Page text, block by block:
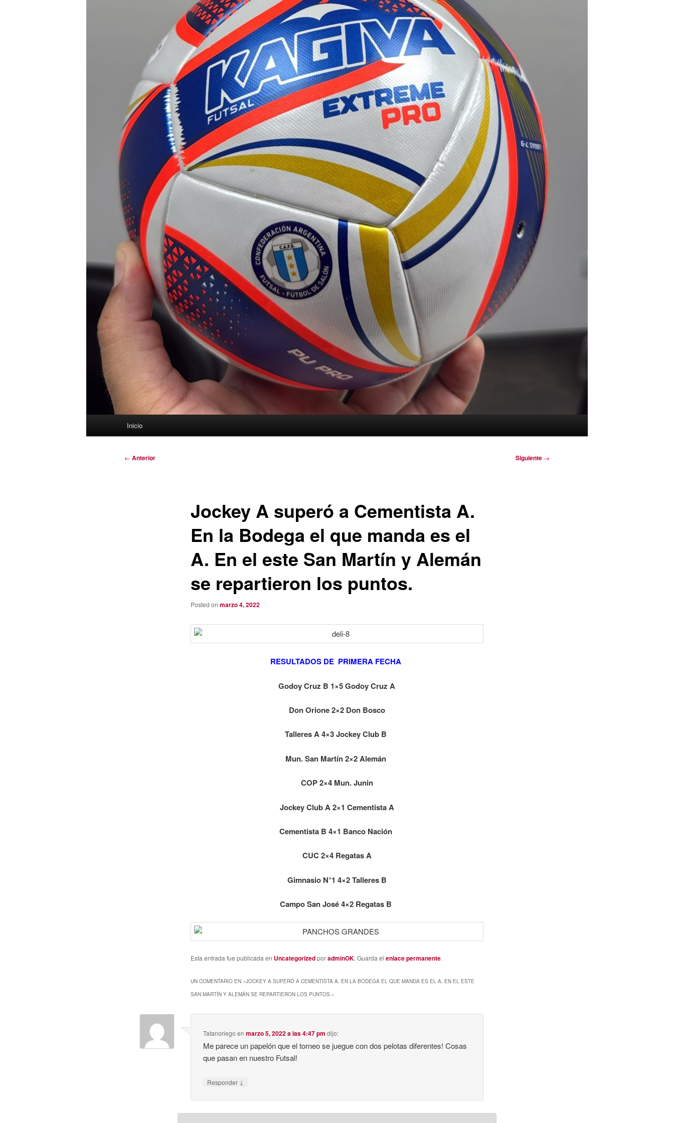
Inicio
Navegación
← Anterior Siguiente →
Jockey A superó a Cementista A.
En la Bodega el que manda es el
A. En el este San Martín y Alemán
se repartieron los puntos.
Posted on marzo 4, 2022
RESULTADOS DE PRIMERA FECHA
Godoy Cruz B 1×5 Godoy Cruz A
Don Orione 2×2 Don Bosco
Talleres A 4×3 Jockey Club B
Mun. San Martín 2×2 Alemán
COP 2×4 Mun. Junin
Jockey Club A 2×1 Cementista A
Cementista B 4×1 Banco Nación
CUC 2×4 Regatas A
Gimnasio N°1 4×2 Talleres B
Campo San José 4×2 Regatas B
Esta entrada fue publicada en UncategorizedporadminOK. Guarda el enlace permanente.
UN COMENTARIO EN «JOCKEY A SUPERÓ A CEMENTISTA A. EN LA BODEGA EL QUE MANDA ES EL A. EN EL ESTE
SAN MARTÍN Y ALEMÁN SE REPARTIERON LOS PUNTOS.»
Tatanoriego enmarzo 5, 2022 a las 4:47 pm dijo:
Me parece un papelón que el torneo se juegue con dos pelotas diferentes! Cosas
que pasan en nuestro Futsal!
Responder ↓